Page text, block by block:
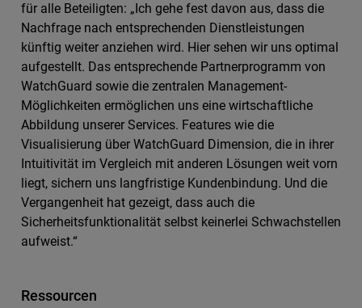
für alle Beteiligten: „Ich gehe fest davon aus, dass die
Nachfrage nach entsprechenden Dienstleistungen
künftig weiter anziehen wird. Hier sehen wir uns optimal
aufgestellt. Das entsprechende Partnerprogramm von
WatchGuard sowie die zentralen Management-
Möglichkeiten ermöglichen uns eine wirtschaftliche
Abbildung unserer Services. Features wie die
Visualisierung über WatchGuard Dimension, die in ihrer
Intuitivität im Vergleich mit anderen Lösungen weit vorn
liegt, sichern uns langfristige Kundenbindung. Und die
Vergangenheit hat gezeigt, dass auch die
Sicherheitsfunktionalität selbst keinerlei Schwachstellen
aufweist.“
Ressourcen